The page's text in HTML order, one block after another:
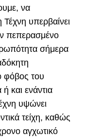
να
Τέχνη υπερβαίνει
πεπερασμένο
σήμερα
φόβος του
και ενάντια
υψώνει
τείχη, καθώς
αγχωτικό